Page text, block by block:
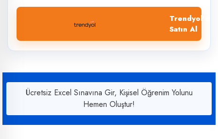
Trendyol'dan
Satın Al
Ücretsiz Excel Sınavına Gir, Kişisel Öğrenim Yolunu
Hemen Oluştur!